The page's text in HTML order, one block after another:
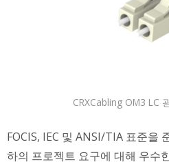
CRXCabling OM3 LC
FOCIS, IEC 및 ANSI/TIA 표준을
하의 프로젝트 요구에 대해 우수